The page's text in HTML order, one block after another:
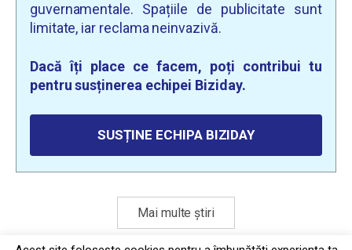
guvernamentale. Spațiile de publicitate sunt
limitate, iar reclama neinvazivă.
Dacă îți place ce facem, poți contribui tu
pentru susținerea echipei Biziday.
SUSȚINE ECHIPA BIZIDAY
Mai multe știri